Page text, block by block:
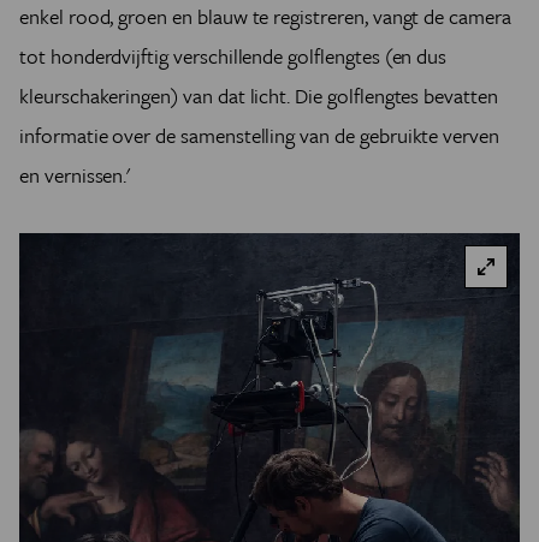
enkel rood, groen en blauw te registreren, vangt de camera
tot honderdvijftig verschillende golflengtes (en dus
kleurschakeringen) van dat licht. Die golflengtes bevatten
informatie over de samenstelling van de gebruikte verven
en vernissen.'